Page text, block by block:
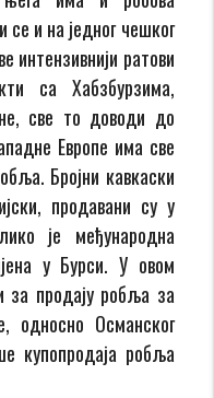
и на једног чешког
интензивнији ратови
са Хабзбурзима,
све то доводи до
Европе има све
Бројни кавкаски
продавани су у
је међународна
у Бурси. У овом
за продају робља за
односно Османског
купопродаја робља